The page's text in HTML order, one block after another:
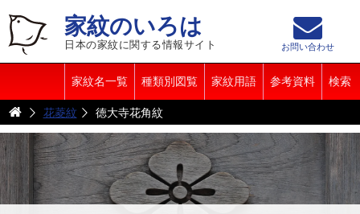
家紋のいろは
日本の家紋に関する情報サイト
家紋名一覧 種類別図覧 家紋用語 参考資料 検索
お問い合わせ
花菱紋 徳大寺花角紋